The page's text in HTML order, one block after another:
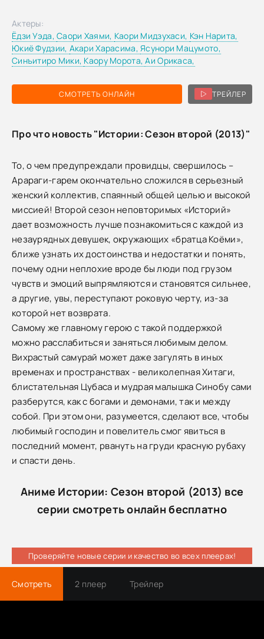
СМОТРЕТЬ ОНЛАЙН ТРЕЙЛЕР
Актеры:
Ёдзи Уэда,Саори Хаями, Каори Мидзухаси, Кэн Нарита,
Юкиё Фудзии, Акари Харасима,Ясунори Мацумото,
Синъитиро Мики, Каору Морота,Аи Орикаса,
Про что новость "Истории: Сезон второй (2013)"
То, о чем предупреждали провидцы, свершилось –
Арараги-гарем окончательно сложился в серьезный
женский коллектив, спаянный общей целью и высокой
миссией! Второй сезон неповторимых «Историй»
дает возможность лучше познакомиться с каждой из
незаурядных девушек, окружающих «братца Коёми»,
ближе узнать их достоинства и недостатки и понять,
почему одни неплохие вроде бы люди под грузом
чувств и эмоций выпрямляются и становятся сильнее,
а другие, увы, переступают роковую черту, из-за
которой нет возврата.
Самому же главному герою с такой поддержкой
можно расслабиться и заняться любимым делом.
Вихрастый самурай может даже загулять в иных
временах и пространствах - великолепная Хитаги,
блистательная Цубаса и мудрая малышка Синобу сами
разберутся, как с богами и демонами, так и между
собой. При этом они, разумеется, сделают все, чтобы
любимый господин и повелитель смог явиться в
последний момент, рвануть на груди красную рубаху
и спасти день.
Аниме Истории: Сезон второй (2013) все
серии смотреть онлайн бесплатно
Проверяйте новые серии и качество во всех плеерах!
Смотреть 2 плеер Трейлер